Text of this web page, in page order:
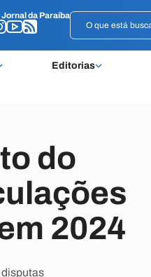
Jornal da Paraíba
Editorias
Jornal da Paraíba
do
2024
disputas